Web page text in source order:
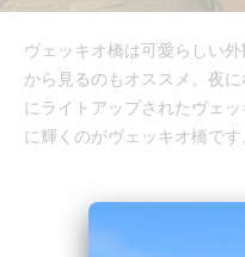
ヴェッキオ橋は可愛らしい
から見るのもオススメ。夜
にライトアップされたヴェ
に輝くのがヴェッキオ橋です